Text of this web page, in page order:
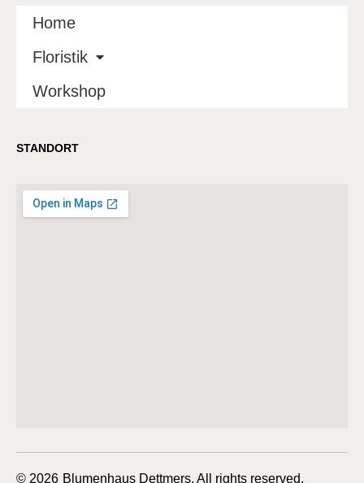
Home
Floristik
Workshop
STANDORT
© 2026 Blumenhaus Dettmers. All rights reserved.